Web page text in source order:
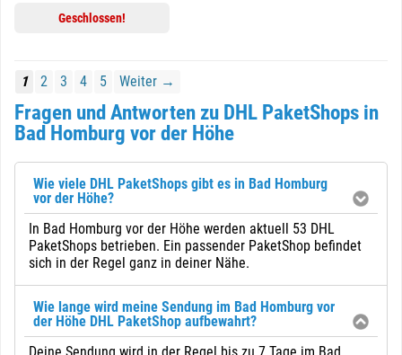
Geschlossen!
1 2 3 4 5 Weiter →
Fragen und Antworten zu DHL PaketShops in
Bad Homburg vor der Höhe
Wie viele DHL PaketShops gibt es in Bad Homburg
vor der Höhe?
In Bad Homburg vor der Höhe werden aktuell 53 DHL
PaketShops betrieben. Ein passender PaketShop befindet
sich in der Regel ganz in deiner Nähe.
Wie lange wird meine Sendung im Bad Homburg vor
der Höhe DHL PaketShop aufbewahrt?